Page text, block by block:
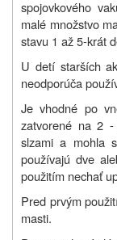
spojovkového
malé množstvo
stavu 1 až 5-krát
U detí starších
neodporúča
Je vhodné po
zatvorené na 2
slzami a mohla
používajú dve
použitím nechať
Pred prvým
masti.